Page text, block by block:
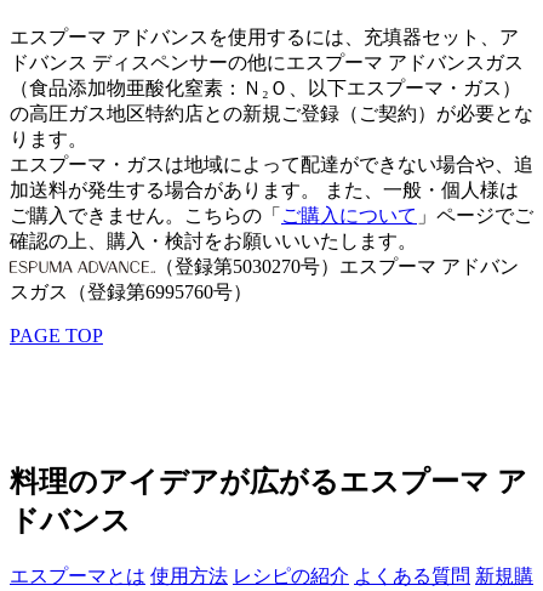
エスプーマ アドバンスを使用するには、充填器セット、ア
ドバンス ディスペンサーの他にエスプーマ アドバンスガス
（食品添加物亜酸化窒素：Ｎ₂Ｏ、以下エスプーマ・ガス）
の高圧ガス地区特約店との新規ご登録（ご契約）が必要とな
ります。
エスプーマ・ガスは地域によって配達ができない場合や、追
加送料が発生する場合があります。
また、一般・個人様は
ご購入できません。こちらの「 ご購入について 」ページでご
確認の上、購入・検討をお願いいいたします。
（登録第5030270号） エスプーマ アドバン
スガス（登録第6995760号）
PAGE TOP
料理のアイデアが広がるエスプーマ ア
ドバンス
エスプーマとは 使用方法 レシピの紹介 よくある質問 新規購